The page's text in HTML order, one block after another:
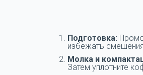
Подготовка:
избежать
Молка и
Затем уплотните